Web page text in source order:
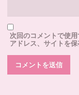
次回のコメントで使
アドレス、サイトを